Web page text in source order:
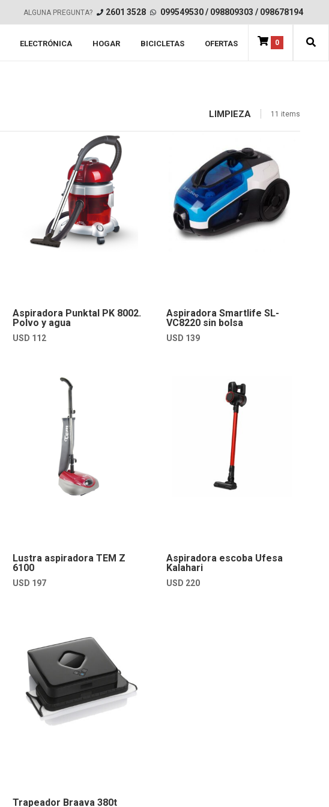
ALGUNA PREGUNTA? 2601 3528 099549530/ 098809303 / 098678194
0
ELECTRÓNICA HOGAR BICICLETAS OFERTAS
LIMPIEZA 11 items
Aspiradora Punktal PK 8002.
Polvo y agua
USD 112
Aspiradora Smartlife SL-
VC8220 sin bolsa
USD 139
Lustra aspiradora TEM Z
6100
USD 197
Aspiradora escoba Ufesa
Kalahari
USD 220
Trapeador Braava 380t